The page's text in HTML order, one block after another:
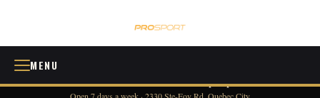
MENU
☎ 418 380-0775 ✉ info@tennisprosport.com